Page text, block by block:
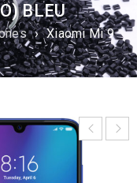
BLEU
› Xiaomi Mi 9